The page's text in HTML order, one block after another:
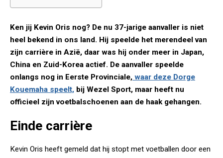
Ken jij Kevin Oris nog? De nu 37-jarige aanvaller is niet
heel bekend in ons land. Hij speelde het merendeel van
zijn carrière in Azië, daar was hij onder meer in Japan,
China en Zuid-Korea actief. De aanvaller speelde
onlangs nog in Eerste Provinciale, waar deze Dorge
Kouemaha speelt, bij Wezel Sport, maar heeft nu
officieel zijn voetbalschoenen aan de haak gehangen.
Einde carrière
Kevin Oris heeft gemeld dat hij stopt met voetballen door een